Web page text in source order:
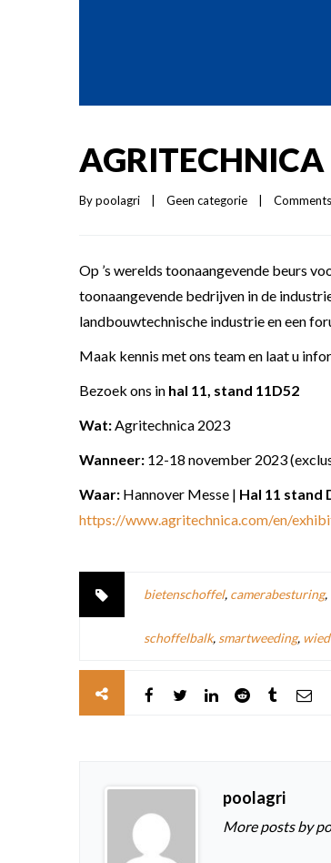
By poolagri Geen categorie
Op ’s werelds toonaangevende beurs
toonaangevende bedrijven in de
landbouwtechnische industrie en een
Maak kennis met ons team en laat u
Bezoek ons in hal 11, stand 11D52
Wat:Agritechnica 2023
Wanneer: 12-18 november 2023
Waar: Hannover Messe | Hal 11 stand
https://www.agritechnica.com/en/
bietenschoffel, camerabesturing,
schoffelbalk, smartweeding,
poolagri
More posts by